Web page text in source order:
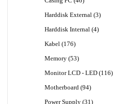
Harddisk External 33
Harddisk Internal 44
Kabel
176176
Memory 5353
Monitor LCD - LED 116116
Motherboard 9494
Power Supply 31 31